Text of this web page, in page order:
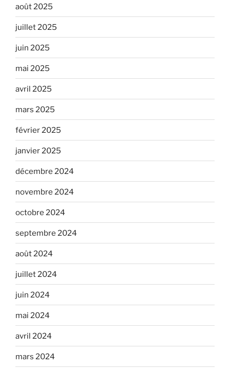
août 2025
juillet 2025
juin 2025
mai 2025
avril 2025
mars 2025
février 2025
janvier 2025
décembre 2024
novembre 2024
octobre 2024
septembre 2024
août 2024
juillet 2024
juin 2024
mai 2024
avril 2024
mars 2024